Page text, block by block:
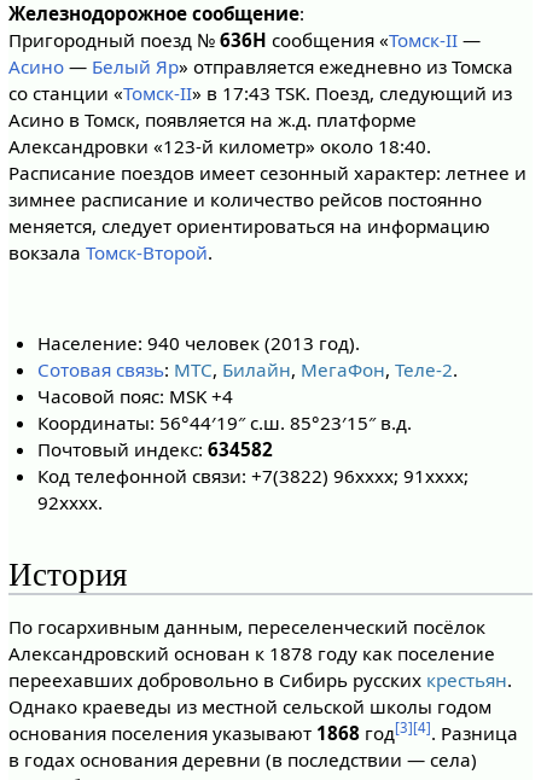
Железнодорожное сообщение:
Пригородный поезд № 636Н сообщения «Томск-II—
Асино— Белый Яр» отправляется ежедневно из Томска
со станции «Томск-II» в 17:43 TSK. Поезд, следующий из
Асино в Томск, появляется на ж.д. платформе
Александровки «123-й километр» около 18:40.
Расписание поездов имеет сезонный характер: летнее и
зимнее расписание и количество рейсов постоянно
меняется, следует ориентироваться на информацию
вокзала Томск-Второй.
Население: 940 человек (2013 год).
Сотовая связь: МТС, Билайн, МегаФон,Теле-2.
Часовой пояс: MSK +4
Координаты: 56°44′19″ с.ш. 85°23′15″ в.д.
Почтовый индекс:634582
Код телефонной связи: +7(3822) 96хххх; 91хххх;
92хххх.
История
По госархивным данным, переселенческий посёлок
Александровский основан к 1878 году как поселение
переехавших добровольно в Сибирь русских крестьян.
Однако краеведы из местной сельской школы годом
основания поселения указывают 1868год[3][4]. Разница
в годах основания деревни (в последствии — села)